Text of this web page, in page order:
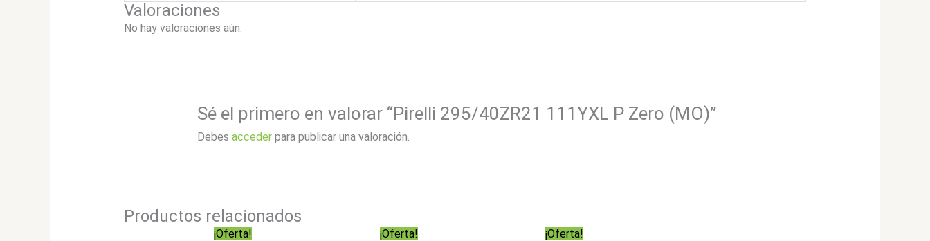
Valoraciones
No hay valoraciones aún.
Sé el primero en valorar “Pirelli 295/40ZR21 111YXL P Zero (MO)”
Debesacceder para publicar una valoración.
Productos relacionados
¡Oferta! ¡Oferta! ¡Oferta!